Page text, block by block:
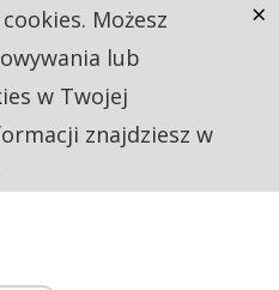
Możesz
lub
w Twojej
znajdziesz w
×